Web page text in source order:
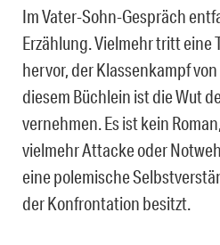
Im Vater-Sohn-Gespräch
Erzählung. Vielmehr tritt eine
hervor, der Klassenkampf
diesem Büchlein ist die Wut
vernehmen. Es ist kein
vielmehr Attacke oder
eine polemische
der Konfrontation besitzt.